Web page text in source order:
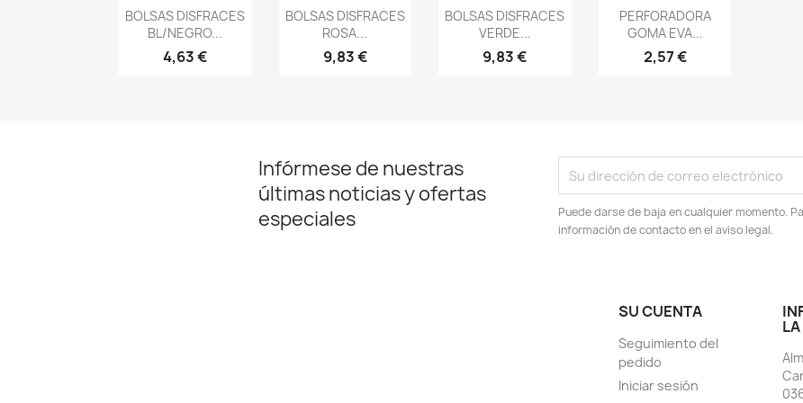
Vista rápida
BOLSAS DISFRACES
BL/NEGRO...
4,63 €
Vista rápida
BOLSAS DISFRACES
ROSA...
9,83 €
Vista rápida
BOLSAS DISFRACES
VERDE...
9,83 €
Vista rápida
PERFORADORA
GOMA EVA...
2,57 €
Infórmese de nuestras
últimas noticias y ofertas
especiales
Puede darse de baja en cualquier momento.
información de contacto en el aviso legal.
SU CUENTA
Seguimiento del
pedido
Iniciar sesión